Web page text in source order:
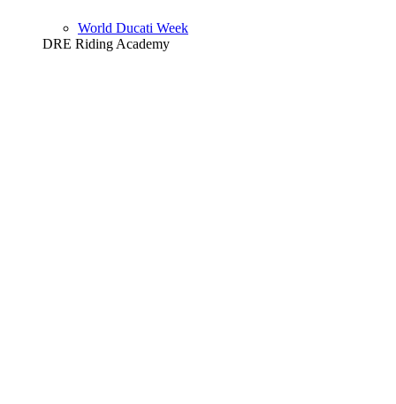
World Ducati Week
DRE Riding Academy